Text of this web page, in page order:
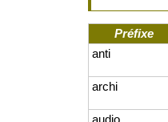
Préfixe
anti
archi
audio